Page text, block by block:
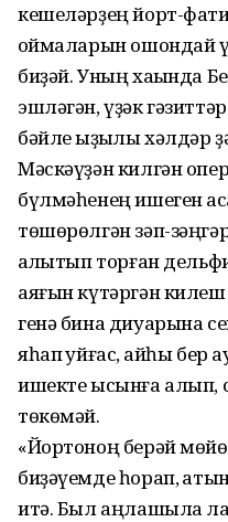
кешеләрҙең йорт-
ҡоймаларын ошондай
биҙәй. Уның хаҡында
эшләгән, үҙәк
бәйле ҡыҙыҡлы хәлдәр
Мәскәүҙән килгән
бүлмәһенең ишеген
төшөрөлгән зәп-
ҡалҡытып торған
аяғын күтәргән килеш
генә бина диуарына
яһап ҡуйғас, ҡайһы
ишекте ысынға алып,
төкөмәй.
«Йортоноң берәй
биҙәүемде һорап,
итә. Был аңлашыла ла,